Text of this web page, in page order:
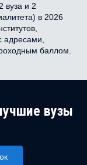
вуза и 2
в 2026
адресами,
баллом.
вузы